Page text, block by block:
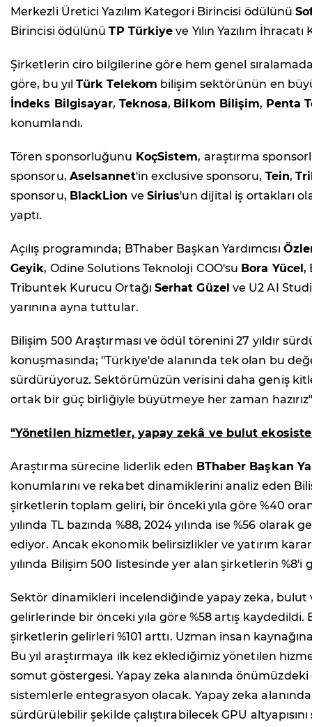
Merkezli Üretici Yazılım Kategori Birincisi ödülünü
Birincisi ödülünüTP Türkiye ve Yılın Yazılım
Şirketlerin ciro bilgilerine göre hem genel
göre, bu yılTürk Telekom bilişim sektörünün en
İndeks Bilgisayar, Teknosa, Bilkom Bilişim, Penta
konumlandı.
Tören sponsorluğunu KoçSistem, araştırma
sponsoru, Aselsannet'in exclusive sponsoru, Tein,
sponsoru, BlackLion ve Sirius'un dijital iş ortakları
yaptı.
Açılış programında; BThaber Başkan Yardımcısı
Geyik, Odine Solutions Teknoloji COO'su Bora Yücel,
Tribuntek Kurucu Ortağı Serhat Güzel ve U2 AI
yarınına ayna tuttular.
Bilişim 500 Araştırması ve ödül törenini 27 yıldır
konuşmasında; "Türkiye'de alanında tek olan bu
sürdürüyoruz. Sektörümüzün verisini daha geniş
ortak bir güç birliğiyle büyütmeye her zaman
"Yönetilen hizmetler, yapay zekâ ve bulut
Araştırma sürecine liderlik eden BThaber Başkan
konumlarını ve rekabet dinamiklerini analiz eden
şirketlerin toplam geliri, bir önceki yıla göre %40
yılında TL bazında %88, 2024 yılında ise %56
ediyor. Ancak ekonomik belirsizlikler ve yatırım
yılında Bilişim 500 listesinde yer alan şirketlerin %8'i
Sektör dinamikleri incelendiğinde yapay zeka,
gelirlerinde bir önceki yıla göre %58 artış
şirketlerin gelirleri %101 arttı. Uzman insan
Bu yıl araştırmaya ilk kez eklediğimiz yönetilen
somut göstergesi. Yapay zeka alanında
sistemlerle entegrasyon olacak. Yapay zeka
sürdürülebilir şekilde çalıştırabilecek GPU